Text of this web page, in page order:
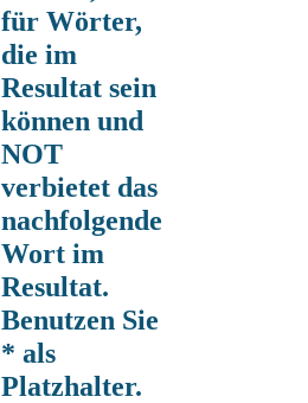
für Wörter,
die im
Resultat sein
können und
NOT
verbietet das
nachfolgende
Wort im
Resultat.
Benutzen Sie
* als
Platzhalter.